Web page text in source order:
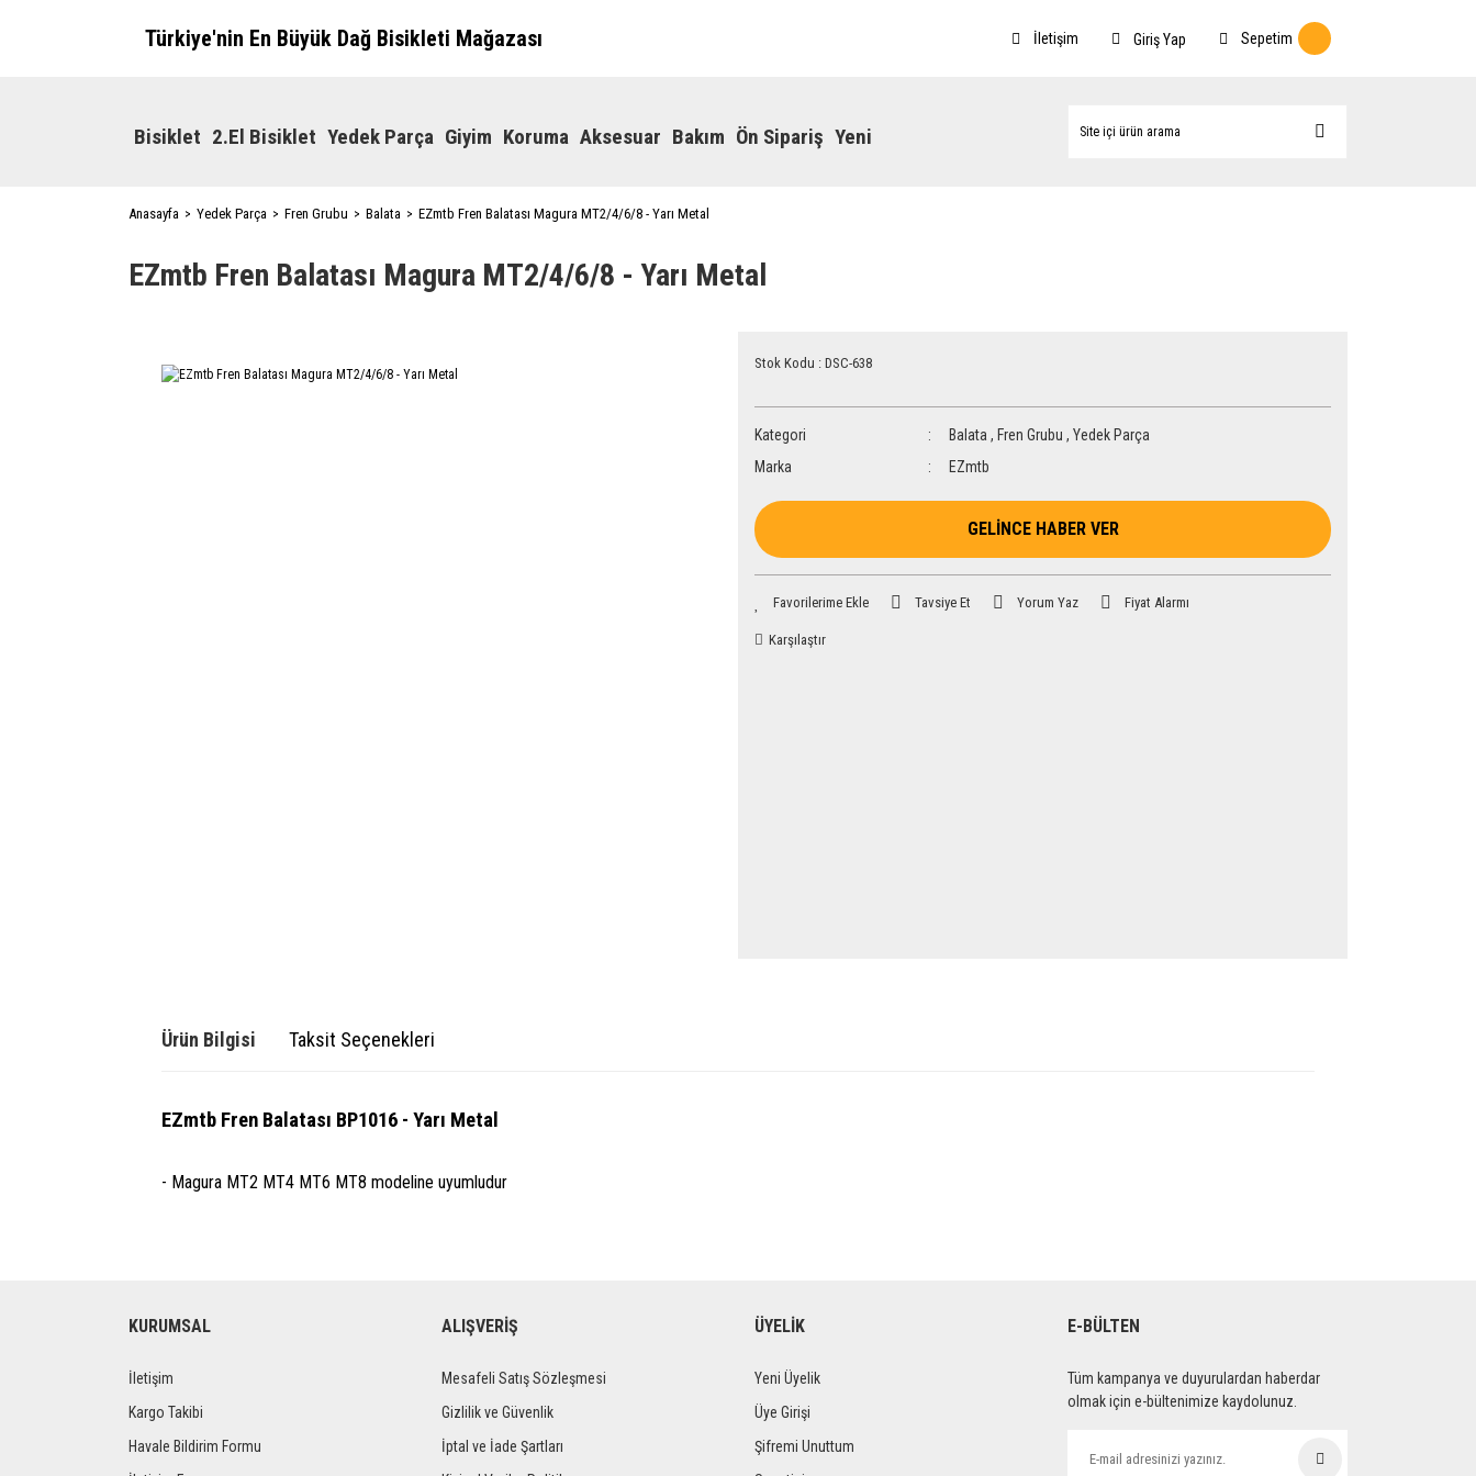
Türkiye'nin En Büyük Dağ Bisikleti Mağazası İletişim Giriş Yap Sepetim
Bisiklet 2.El Bisiklet Yedek Parça Giyim Koruma Aksesuar Bakım Ön Sipariş Yeni
Anasayfa Yedek Parça Fren Grubu Balata EZmtb Fren Balatası Magura MT2/4/6/8 - Yarı Metal
EZmtb Fren Balatası Magura MT2/4/6/8 - Yarı Metal
Stok Kodu : DSC-638
Kategori Balata , Fren Grubu , Yedek Parça
Marka
EZmtb
GELİNCE HABER VER
Tavsiye Et Yorum Yaz Fiyat Alarmı
Karşılaştır
Ürün Bilgisi Taksit Seçenekleri
EZmtb Fren Balatası BP1016 - Yarı Metal
- Magura MT2 MT4 MT6 MT8 modeline uyumludur
KURUMSAL
İletişim
Kargo Takibi
Havale Bildirim Formu
ALIŞVERİŞ
Mesafeli Satış Sözleşmesi
Gizlilik ve Güvenlik
İptal ve İade Şartları
ÜYELİK
Yeni Üyelik
Üye Girişi
Şifremi Unuttum
E-BÜLTEN
Tüm kampanya ve duyurulardan haberdar
olmak için e-bültenimize kaydolunuz.